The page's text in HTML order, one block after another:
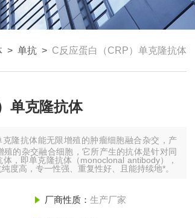
> 单抗 > C反应蛋白（CRP）单克隆抗体
单克隆抗体
隆抗体能无限增殖的肿瘤细胞融合杂交，产
的杂交融合细胞，它所产生的抗体是针对同
，即单克隆抗体（monoclonal antibody），
度高，专一性强、重复性好、且能持续地*。
厂商性质： 生产厂家